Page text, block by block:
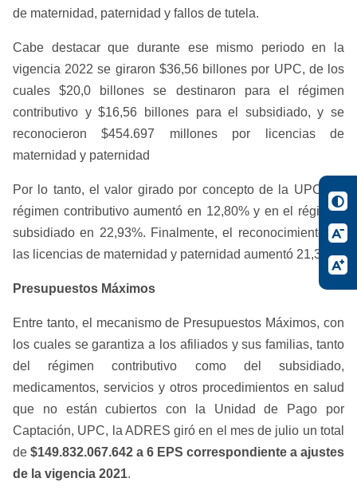
de maternidad, paternidad y fallos de tutela.
Cabe destacar que durante ese mismo periodo en la
vigencia 2022 se giraron $36,56 billones por UPC, de los
cuales $20,0 billones se destinaron para el régimen
contributivo y $16,56 billones para el subsidiado, y se
reconocieron $454.697 millones por licencias de
maternidad y paternidad
Por lo tanto, el valor girado por concepto de la UPC del
régimen contributivo aumentó en 12,80% y en el régimen
subsidiado en 22,93%. Finalmente, el reconocimiento de
las licencias de maternidad y paternidad aumentó 21,31%.
Presupuestos Máximos
Entre tanto, el mecanismo de Presupuestos Máximos, con
los cuales se garantiza a los afiliados y sus familias, tanto
del régimen contributivo como del subsidiado,
medicamentos, servicios y otros procedimientos en salud
que no están cubiertos con la Unidad de Pago por
Captación, UPC, la ADRES giró en el mes de julio un total
de $149.832.067.642 a 6 EPS correspondiente a ajustes
de la vigencia 2021.